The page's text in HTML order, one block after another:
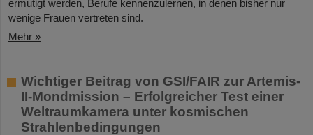
ermutigt werden, Berufe kennenzulernen, in denen bisher nur
wenige Frauen vertreten sind.
Mehr »
Wichtiger Beitrag von GSI/FAIR zur Artemis-
II-Mondmission – Erfolgreicher Test einer
Weltraumkamera unter kosmischen
Strahlenbedingungen